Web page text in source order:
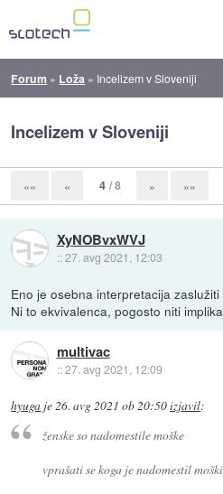
Forum » Loža » Incelizem v Sloveniji
Incelizem v Sloveniji
«« « 4 / 8 » »»
XyNOBvxWVJ
::27. avg 2021, 12:03
Eno je osebna interpretacija
Ni to ekvivalenca, pogosto niti
multivac
::27. avg 2021, 12:09
hyuga je26. avg 2021 ob 20:50izjavil:
ženske so nadomestile moške
vprašati se koga je nadomestil